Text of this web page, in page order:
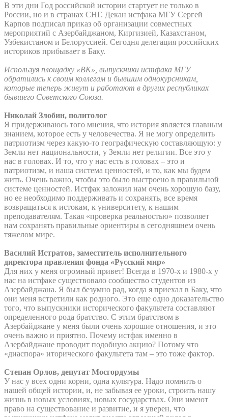
В эти дни Год российской истории стартует не только в
России, но и в странах СНГ. Декан истфака МГУ Сергей
Карпов подписал приказ об организации совместных
мероприятий с Азербайджаном, Киргизией, Казахстаном,
Узбекистаном и Белоруссией. Сегодня делегация российских
историков прибывает в Баку.
Используя площадку «ВК», выпускники истфака МГУ
обратились к своим коллегам и бывшим однокурсникам,
которые теперь живут и работают в других республиках
бывшего Советского Союза.
Николай Злобин, политолог
Я придерживаюсь того мнения, что история является главным
знанием, которое есть у человечества. Я не могу определить
патриотизм через какую-то географическую составляющую: у
Земли нет национальности, у Земли нет религии. Все это у
нас в головах. И то, что у нас есть в головах – это и
патриотизм, и наша система ценностей, и то, как мы будем
жить. Очень важно, чтобы это было выстроено в правильной
системе ценностей. Истфак заложил нам очень хорошую базу,
но ее необходимо поддерживать и сохранять, все время
возвращаться к истокам, к университету, к нашим
преподавателям. Такая «проверка реальностью» позволяет
нам сохранять правильные ориентиры в сегодняшнем очень
тяжелом мире.
Василий Истратов, заместитель исполнительного
директора правления фонда «Русский мир»
Для них у меня огромный привет! Всегда в 1970-х и 1980-х у
нас на истфаке существовало сообщество студентов из
Азербайджана. Я был безумно рад, когда я приехал в Баку, что
они меня встретили как родного. Это еще одно доказательство
того, что выпускники исторического факультета составляют
определенного рода братство. С этим братством в
Азербайджане у меня были очень хорошие отношения, и это
очень важно и приятно. Почему истфак именно в
Азербайджане проводит подобную акцию? Потому что
«диаспора» иторического факультета там – это тоже фактор.
Степан Орлов, депутат Мосгордумы
У нас у всех одни корни, одна культура. Надо помнить о
нашей общей истории, и, не забывая ее уроки, строить нашу
жизнь в новых условиях, новых государствах. Они имеют
право на существование и развитие, и я уверен, что